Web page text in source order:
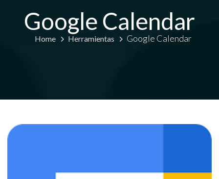
Google Calendar
Home Herramientas Google Calendar